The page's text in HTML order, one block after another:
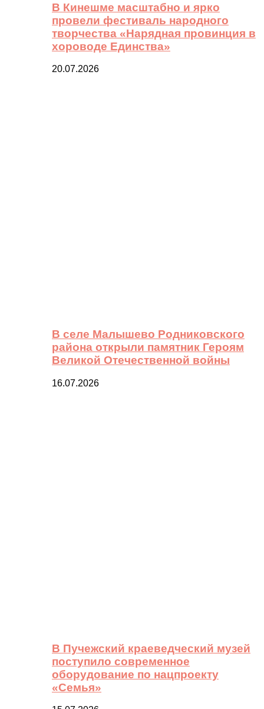
В Кинешме масштабно и ярко
провели фестиваль народного
творчества «Нарядная провинция в
хороводе Единства»
20.07.2026
В селе Малышево Родниковского
района открыли памятник Героям
Великой Отечественной войны
16.07.2026
В Пучежский краеведческий музей
поступило современное
оборудование по нацпроекту
«Семья»